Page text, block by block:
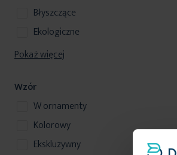
błyszczące
ekologiczne
Pokaż więcej
Wzór
w ornamenty
kolorowy
ekskluzywny